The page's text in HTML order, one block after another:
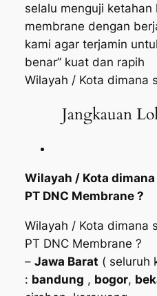
selalu menguji
membrane dengan
kami agar terjamin
benar” kuat dan rapih
Wilayah / Kota dimana
Jangkauan
Wilayah / Kota
PT DNC Membrane ?
Wilayah / Kota dimana
PT DNC Membrane ?
– Jawa Barat ( seluruh
: bandung , bogor,